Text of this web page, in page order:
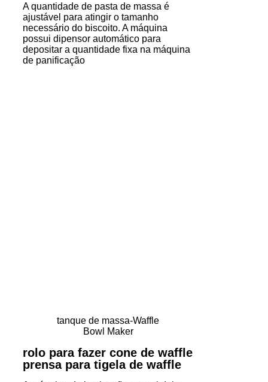
A quantidade de pasta de massa é
ajustável para atingir o tamanho
necessário do biscoito. A máquina
possui dipensor automático para
depositar a quantidade fixa na máquina
de panificação
tanque de massa-Waffle
Bowl Maker
rolo para fazer cone de waffle
prensa para tigela de waffle